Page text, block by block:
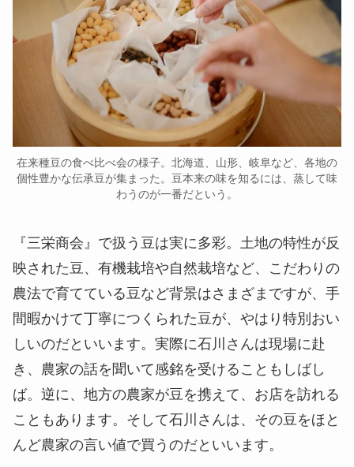
在来種豆の食べ比べ会の様子。北海道、山形、岐阜など、各地の
個性豊かな伝承豆が集まった。豆本来の味を知るには、蒸して味
わうのが一番だという。
『三栄商会』で扱う豆は実に多彩。土地の特性が反
映された豆、有機栽培や自然栽培など、こだわりの
農法で育てている豆など背景はさまざまですが、手
間暇かけて丁寧につくられた豆が、やはり特別おい
しいのだといいます。実際に石川さんは現場に赴
き、農家の話を聞いて感銘を受けることもしばし
ば。逆に、地方の農家が豆を携えて、お店を訪れる
こともあります。そして石川さんは、その豆をほと
んど農家の言い値で買うのだといいます。